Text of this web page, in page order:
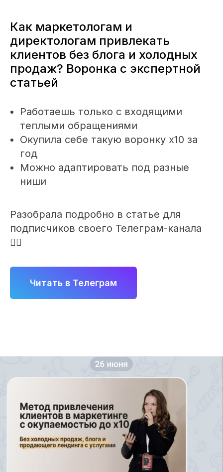
Как маркетологам и
директологам привлекать
клиентов без блога и холодных
продаж? Воронка с экспертной
статьей
Работаешь только с входящими
теплыми обращениями
Окупила себе такую воронку х10 за
год
Можно адаптировать под разные
ниши
Разобрала подробно в статье для
подписчиков своего Телеграм-канала
👇🏻
Читать в Телеграм